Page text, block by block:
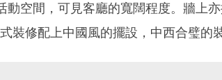
動空間，可見客廳的寬闊程度。牆上
裝修配上中國風的擺設，中西合璧的